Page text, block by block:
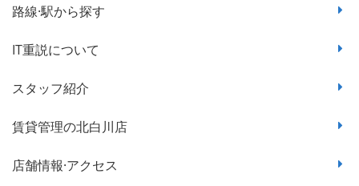
路線·駅から探す
IT重説について
スタッフ紹介
賃貸管理の北白川店
店舗情報·アクセス